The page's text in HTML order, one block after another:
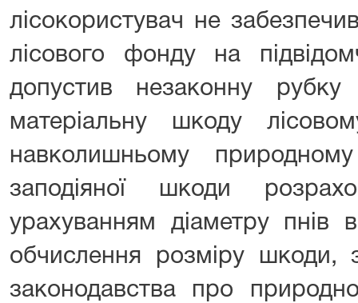
лісокористувач не
лісового фонду на
допустив незаконну
матеріальну шкоду
навколишньому
заподіяної шкоди
урахуванням діаметру пнів
обчислення розміру шкоди,
законодавства про